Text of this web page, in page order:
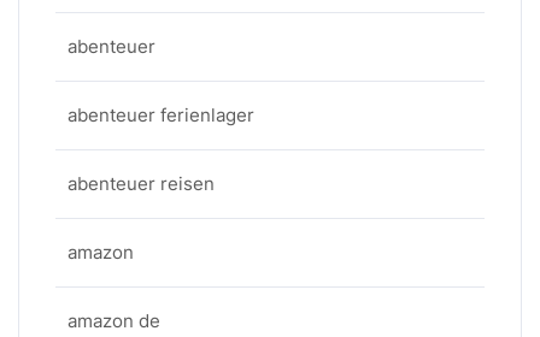
abenteuer
abenteuer ferienlager
abenteuer reisen
amazon
amazon de